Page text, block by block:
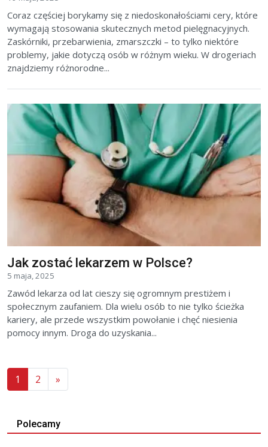
Coraz częściej borykamy się z niedoskonałościami cery, które
wymagają stosowania skutecznych metod pielęgnacyjnych.
Zaskórniki, przebarwienia, zmarszczki – to tylko niektóre
problemy, jakie dotyczą osób w różnym wieku. W drogeriach
znajdziemy różnorodne...
Jak zostać lekarzem w Polsce?
5 maja, 2025
Zawód lekarza od lat cieszy się ogromnym prestiżem i
społecznym zaufaniem. Dla wielu osób to nie tylko ścieżka
kariery, ale przede wszystkim powołanie i chęć niesienia
pomocy innym. Droga do uzyskania...
1 2 »
Polecamy